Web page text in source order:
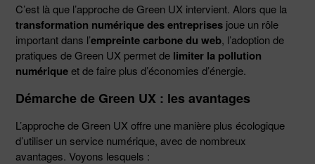
C’est là que l’approche de Green UX intervient. Alors que la
transformation numérique des entreprises joue un rôle
important dans l’empreinte carbone du web, l’adoption de
pratiques de Green UX permet de limiter la pollution
numériqueet de faire plus d’économies d’énergie.
Démarche de Green UX : les avantages
L’approche de Green UX offre une manière plus écologique
d’utiliser un service numérique, avec de nombreux
avantages. Voyons lesquels :